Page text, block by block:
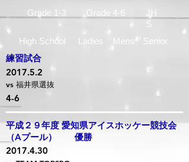
Grade 1-3
High School
Grade 4-6
Ladies Mens
JH
S
Senior
練習試合
2017.5.2
vs 福井県選抜
4-6
平成２９年度 愛知県アイスホッケー競技会
（Aプール） 優勝
2017.4.30